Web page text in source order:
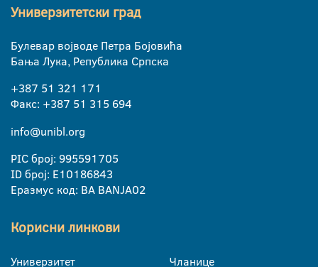
Универзитетски град
Булевар војводе Петра Бојовића
Бања Лука, Република Српска
+387 51 321 171
Факс: +387 51 315 694
info@unibl.org
PIC број: 995591705
ID број: E10186843
Еразмус код: BA BANJA02
Корисни линкови
Универзитет
Чланице